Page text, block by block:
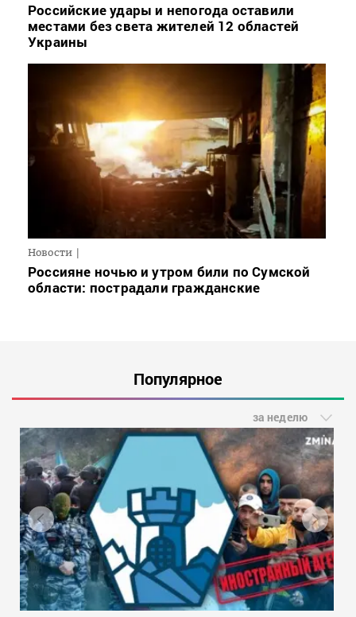
Российские удары и непогода оставили
местами без света жителей 12 областей
Украины
Новости
Россияне ночью и утром били по Сумской
области: пострадали гражданские
Популярное
за неделю